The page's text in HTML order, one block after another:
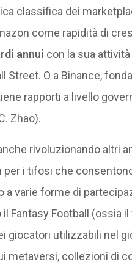
classifica dei
come rapidità di
annui con la sua
Street. O a Binance,
rapporti a livello
Zhao).
rivoluzionando altri
per i tifosi che
varie forme di
Fantasy Football (ossia
giocatori utilizzabili nel
metaversi, collezioni di